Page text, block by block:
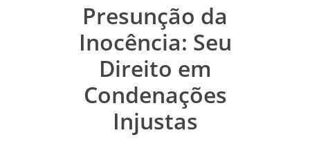
Presunção da
Inocência: Seu
Direito em
Condenações
Injustas